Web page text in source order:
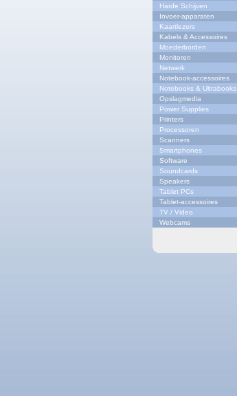
Harde Schijven
Invoer-apparaten
Kaartlezers
Kabels & Accessoires
Moederborden
Monitoren
Netwerk
Notebook-accessoires
Notebooks & Ultrabooks
Opslagmedia
Power Supplies
Printers
Processoren
Scanners
Smartphones
Software
Soundcards
Speakers
Tablet PCs
Tablet-accessoires
TV / Video
Webcams